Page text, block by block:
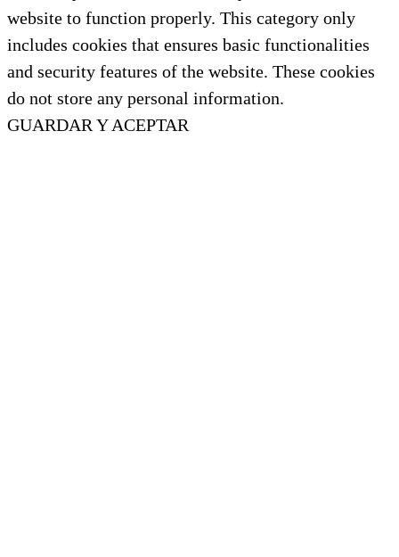
website to function properly. This category only
includes cookies that ensures basic functionalities
and security features of the website. These cookies
do not store any personal information.
GUARDAR Y ACEPTAR